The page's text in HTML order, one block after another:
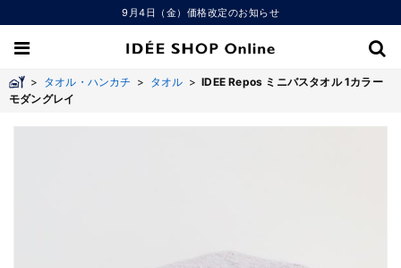
9月4日（金）価格改定のお知らせ
> タオル・ハンカチ > タオル >IDEE Repos ミニバスタオル 1カラー
モダングレイ